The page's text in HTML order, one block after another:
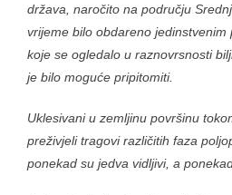
država, naročito na području
vrijeme bilo obdareno jedinstvenim
koje se ogledalo u raznovrsnosti
je bilo moguće pripitomiti.
Uklesivani u zemljinu površinu
preživjeli tragovi različitih faza
ponekad su jedva vidljivi, a